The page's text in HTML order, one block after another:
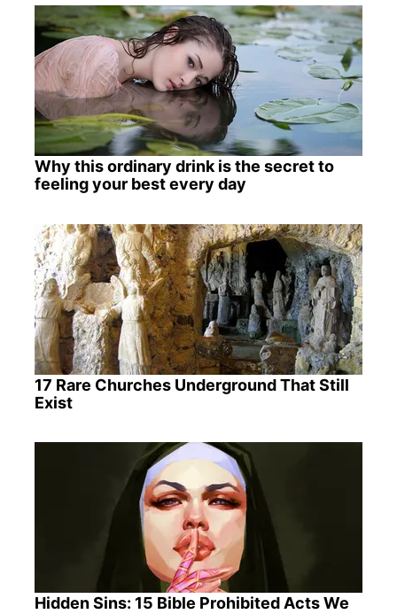
Why this ordinary drink is the secret to
feeling your best every day
17 Rare Churches Underground That Still
Exist
Hidden Sins: 15 Bible Prohibited Acts We